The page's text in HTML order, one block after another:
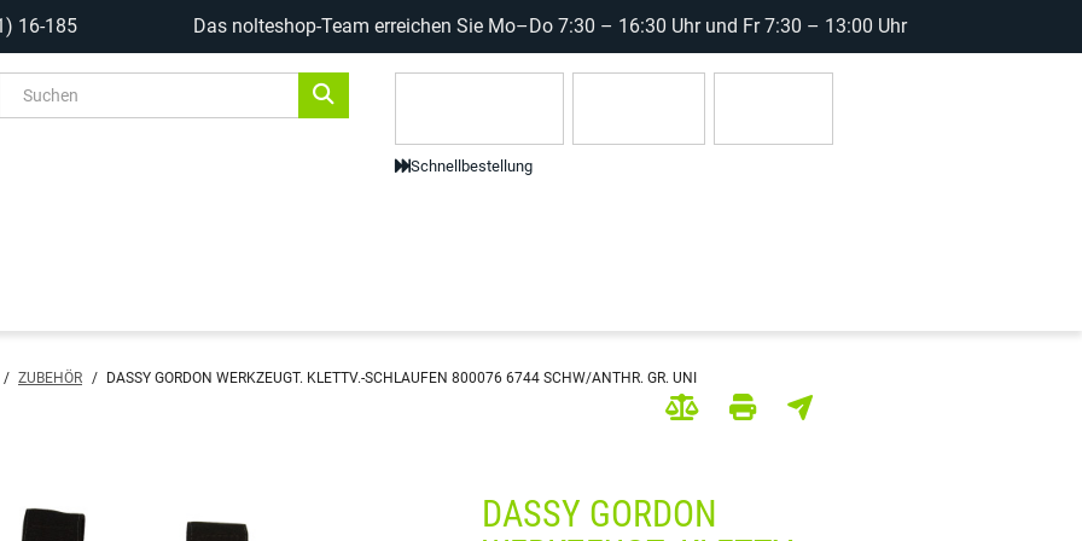
16-185 Das nolteshop-Team erreichen Sie Mo–Do 7:30 – 16:30 Uhr und Fr 7:30 – 13:00 Uhr
Schnellbestellung
/ ZUBEHÖR / DASSY GORDON WERKZEUGT. KLETTV.-SCHLAUFEN 800076 6744 SCHW/ANTHR. GR. UNI
DASSY GORDON